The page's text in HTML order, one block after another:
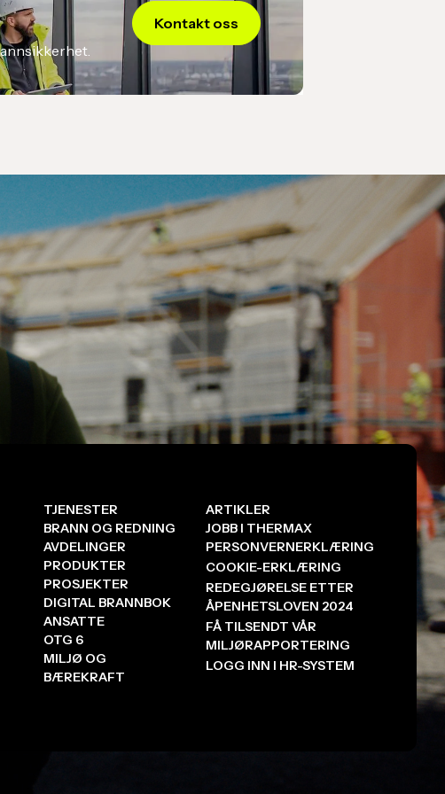
via vårt system Dibbel, med produktlinjer, priser og
faktura automatisk, og produktene leveres til avtalt tid.
slik:
manuelt for å sikre riktige produkter, oppdaterte
priser og alltid kvalitetssikret av våre fagfolk før du
Kontakt oss
TJENESTER
BRANN OG REDNING
AVDELINGER
PRODUKTER
PROSJEKTER
DIGITAL BRANNBOK
ANSATTE
OTG 6
MILJØ OG
BÆREKRAFT
ARTIKLER
JOBB I THERMAX
PERSONVERNERKLÆRING
COOKIE-ERKLÆRING
REDEGJØRELSE ETTER
ÅPENHETSLOVEN 2024
FÅ TILSENDT VÅR
MILJØRAPPORTERING
LOGG INN I HR-SYSTEM